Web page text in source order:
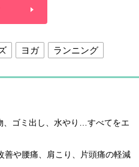
ヨガ ランニング
、ゴミ出し、水やり…すべてをエ
や腰痛、肩こり、片頭痛の軽減